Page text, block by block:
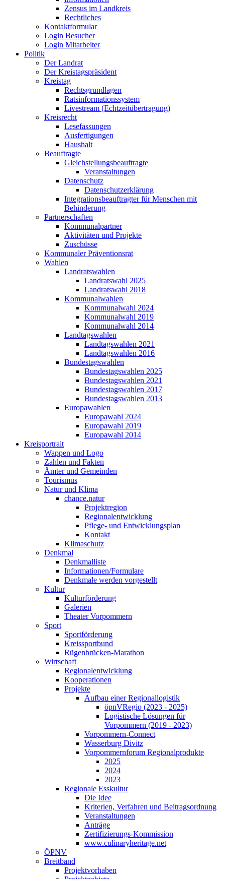
Zensus im Landkreis
Rechtliches
Kontaktformular
Login Besucher
Login Mitarbeiter
Politik
Der Landrat
Der Kreistagspräsident
Kreistag
Rechtsgrundlagen
Ratsinformationssystem
Livestream (Echtzeitübertragung)
Kreisrecht
Lesefassungen
Ausfertigungen
Haushalt
Beauftragte
Gleichstellungsbeauftragte
Veranstaltungen
Datenschutz
Datenschutzerklärung
Integrationsbeauftragter für Menschen mit
Behinderung
Partnerschaften
Kommunalpartner
Aktivitäten und Projekte
Zuschüsse
Kommunaler Präventionsrat
Wahlen
Landratswahlen
Landratswahl 2025
Landratswahl 2018
Kommunalwahlen
Kommunalwahl 2024
Kommunalwahl 2019
Kommunalwahl 2014
Landtagswahlen
Landtagswahlen 2021
Landtagswahlen 2016
Bundestagswahlen
Bundestagswahlen 2025
Bundestagswahlen 2021
Bundestagswahlen 2017
Bundestagswahlen 2013
Europawahlen
Europawahl 2024
Europawahl 2019
Europawahl 2014
Kreisportrait
Wappen und Logo
Zahlen und Fakten
Ämter und Gemeinden
Tourismus
Natur und Klima
chance.natur
Projektregion
Regionalentwicklung
Pflege- und Entwicklungsplan
Kontakt
Klimaschutz
Denkmal
Denkmalliste
Informationen/Formulare
Denkmale werden vorgestellt
Kultur
Kulturförderung
Galerien
Theater Vorpommern
Sport
Sportförderung
Kreissportbund
Rügenbrücken-Marathon
Wirtschaft
Regionalentwicklung
Kooperationen
Projekte
Aufbau einer Regionallogistik
öpnVRegio (2023 - 2025)
Logistische Lösungen­ für
Vorpommern (2019 - 2023)
Vorpommern-Connect
Wasserburg Divitz
Vorpommernforum Regionalprodukte
2025
2024
2023
Regionale Esskultur
Die Idee
Kriterien, Verfahren und Beitragsordnung
Veranstaltungen
Anträge
Zertifizierungs-Kommission
www.culinaryheritage.net
ÖPNV
Breitband
Projektvorhaben